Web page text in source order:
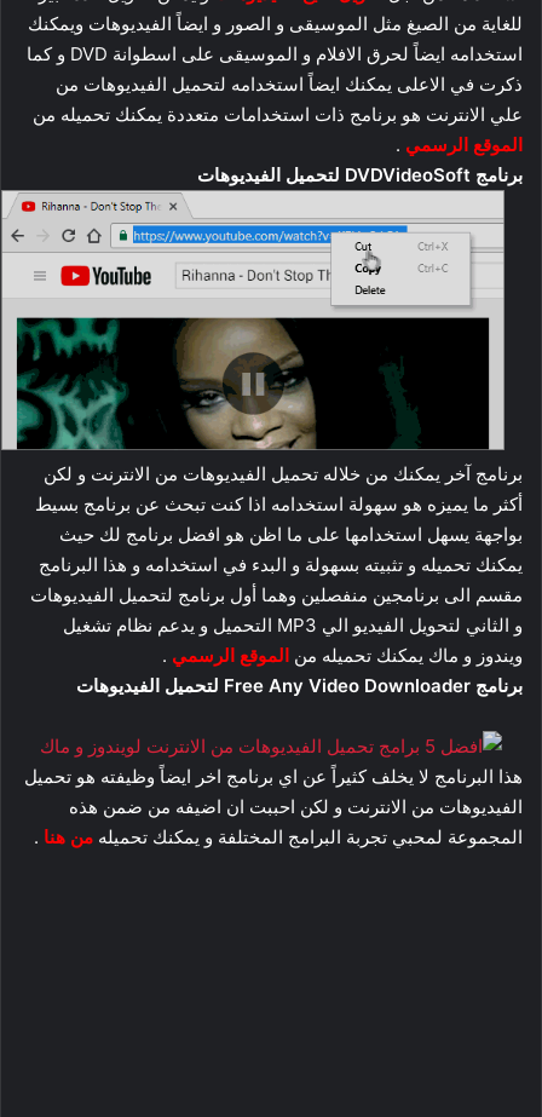
للغاية من الصيغ مثل الموسيقى و الصور و ايضاً الفيديوهات ويمكنك
استخدامه ايضاً لحرق الافلام و الموسيقى على اسطوانة DVD و كما
ذكرت في الاعلى يمكنك ايضاً استخدامه لتحميل الفيديوهات من
علي الانترنت هو برنامج ذات استخدامات متعددة يمكنك تحميله من
الموقع الرسمي .
برنامج DVDVideoSoft لتحميل الفيديوهات
برنامج آخر يمكنك من خلاله تحميل الفيديوهات من الانترنت و لكن
أكثر ما يميزه هو سهولة استخدامه اذا كنت تبحث عن برنامج بسيط
بواجهة يسهل استخدامها على ما اظن هو افضل برنامج لك حيث
يمكنك تحميله و تثبيته بسهولة و البدء في استخدامه و هذا البرنامج
مقسم الى برنامجين منفصلين وهما أول برنامج لتحميل الفيديوهات
و الثاني لتحويل الفيديو الي MP3 التحميل و يدعم نظام تشغيل
ويندوز و ماك يمكنك تحميله من الموقع الرسمي .
برنامج Free Any Video Downloader لتحميل الفيديوهات
هذا البرنامج لا يخلف كثيراً عن اي برنامج اخر ايضاً وظيفته هو تحميل
الفيديوهات من الانترنت و لكن احببت ان اضيفه من ضمن هذه
المجموعة لمحبي تجربة البرامج المختلفة و يمكنك تحميله من هنا .